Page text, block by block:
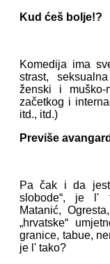
Kud ćeš bolje!?
Komedija ima
strast,
ženski i muško-
začetkog i
itd., itd.)
Previše
Pa čak i da
slobode“, je l'
Matanić,
„hrvatske“
granice, tabue,
je l' tako?